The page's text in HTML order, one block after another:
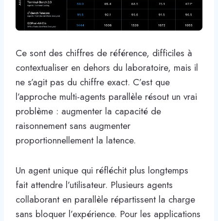
Ce sont des chiffres de référence, difficiles à
contextualiser en dehors du laboratoire, mais il
ne s’agit pas du chiffre exact. C’est que
l’approche multi-agents parallèle résout un vrai
problème : augmenter la capacité de
raisonnement sans augmenter
proportionnellement la latence.
Un agent unique qui réfléchit plus longtemps
fait attendre l’utilisateur. Plusieurs agents
collaborant en parallèle répartissent la charge
sans bloquer l’expérience. Pour les applications